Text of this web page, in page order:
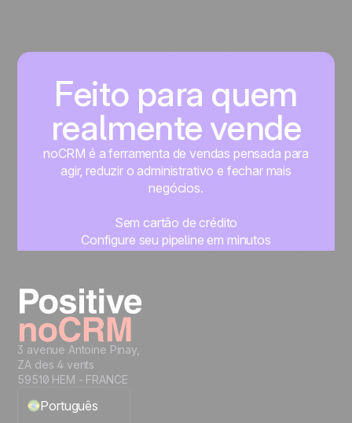
Feito para quem
realmente vende
noCRM é a ferramenta de vendas pensada para
agir, reduzir o administrativo e fechar mais
negócios.
Sem cartão de crédito
Configure seu pipeline em minutos
3 avenue Antoine Pinay,
ZA des 4 vents
59510 HEM - FRANCE
Português